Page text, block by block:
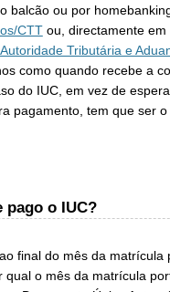
balcão ou por
CTTou, directamente em
Tributária e
como quando recebe a
do IUC, em vez de
pagamento, tem que ser
pago o IUC?
final do mês da matrícula
qual o mês da matrícula